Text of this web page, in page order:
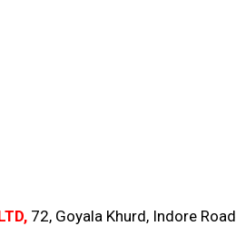
72, Goyala Khurd, Indore